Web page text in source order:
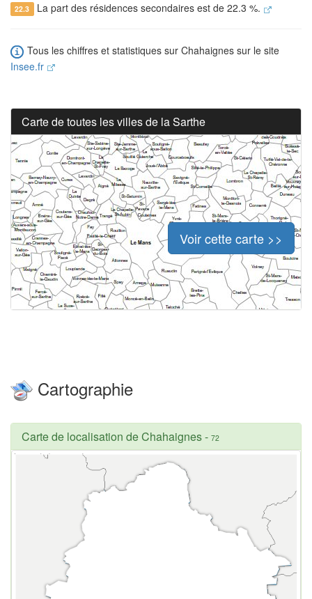
22.3 La part des résidences secondaires est de 22.3 %.
Tous les chiffres et statistiques sur Chahaignes sur le site
Insee.fr
Carte de toutes les villes de la Sarthe
Voir cette carte >>
Cartographie
Carte de localisation de Chahaignes- 72